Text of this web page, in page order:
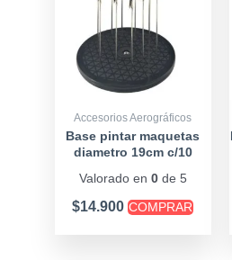
Accesorios Aerográficos
Base pintar maquetas
diametro 19cm c/10
Valorado en 0de 5
$14.900 COMPRAR